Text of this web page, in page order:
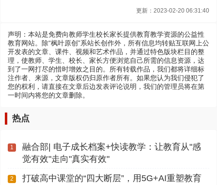
更新：2023-02-20 06:31:40
声明：本站是免费向教师学生校长家长提供教育教学资源的公益性
教育网站。除“枫叶原创”系站长创作外，所有信息均转贴互联网上公
开发表的文章、课件、视频和艺术作品，并通过特色版块栏目的整
理，使教师、学生、校长、家长方便浏览自己所需的信息资源，达
到了一网打尽的惜时增效之目的。所有转载作品，我们都将详细标
注作者、来源，文章版权仍归原作者所有。如果您认为我们侵犯了
您的权利，请直接在文章后边发表评论说明，我们的管理员将在第
一时间内将您的文章删除。
热点
1
融合部| 电子成长档案+快读教学：让教育从"感
觉有效"走向"真实有效"
2
打破高中课堂的“四大断层”，用5G+AI重塑教育